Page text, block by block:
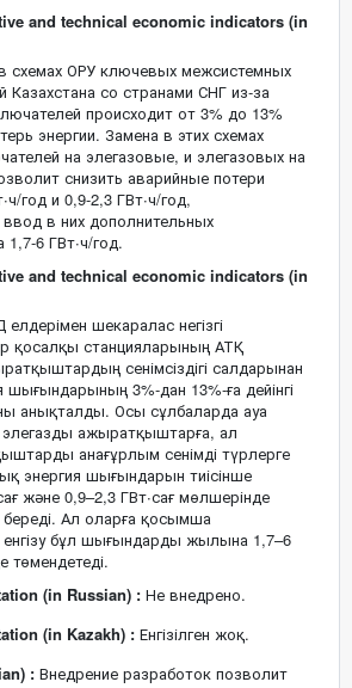
and technical economic indicators (in
схемах ОРУ ключевых межсистемных
Казахстана со странами СНГ из-за
происходит от 3% до 13%
энергии. Замена в этих схемах
на элегазовые, и элегазовых на
снизить аварийные потери
год и 0,9-2,3 ГВт∙ч/год,
в них дополнительных
6 ГВт∙ч/год.
and technical economic indicators (in
шекаралас негізгі
қосалқы станцияларының АТҚ
сенімсіздігі салдарынан
шығындарының 3%-дан 13%-ға дейінгі
анықталды. Осы сұлбаларда ауа
ажыратқыштарға, ал
анағұрлым сенімді түрлерге
энергия шығындарын тиісінше
және 0,9–2,3 ГВт∙сағ мөлшерінде
береді. Ал оларға қосымша
бұл шығындарды жылына 1,7–6
төмендетеді.
(in Russian) : Не внедрено.
(in Kazakh) : Енгізілген жоқ.
: Внедрение разработок позволит